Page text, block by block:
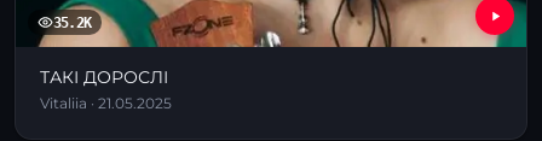
35.2K
ТАКІ ДОРОСЛІ
Vitaliia · 21.05.2025